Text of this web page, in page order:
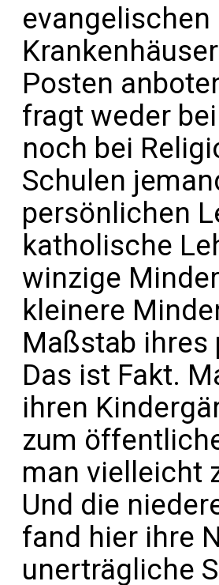
Posten
fragt weder
noch bei
Schulen
persönlichen
katholische
winzige
kleinere
Maßstab ihres
Das ist Fakt.
ihren
zum
man vielleicht
Und die
fand hier ihre
unerträgliche